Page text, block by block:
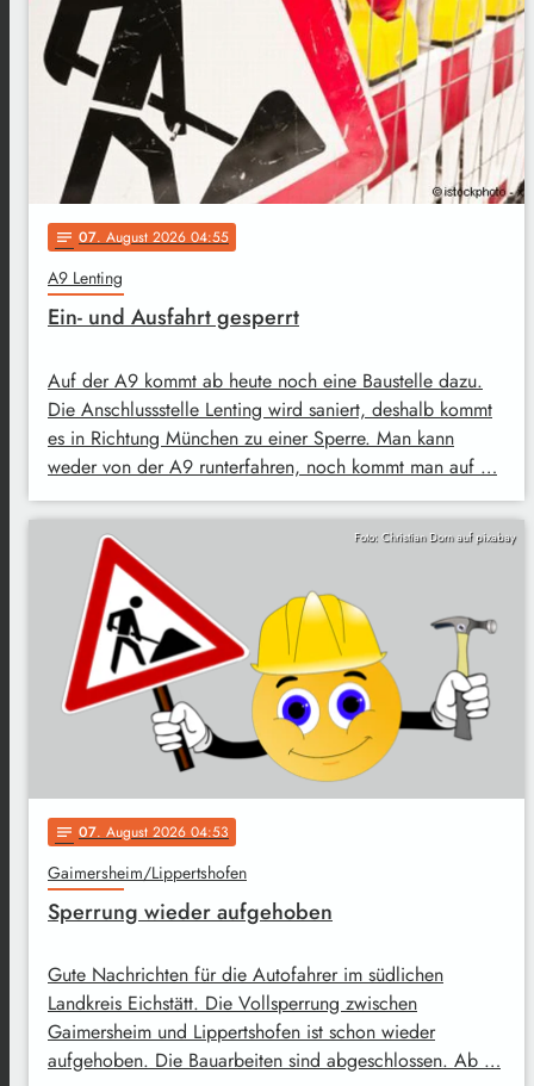
notes 07. August 2026 04:55
A9 Lenting
Ein- und Ausfahrt gesperrt
Auf der A9 kommt ab heute noch eine Baustelle dazu.
Die Anschlussstelle Lenting wird saniert, deshalb kommt
es in Richtung München zu einer Sperre. Man kann
weder von der A9 runterfahren, noch kommt man auf …
Foto: Christian Dorn auf pixabay
notes 07. August 2026 04:53
Gaimersheim/Lippertshofen
Sperrung wieder aufgehoben
Gute Nachrichten für die Autofahrer im südlichen
Landkreis Eichstätt. Die Vollsperrung zwischen
Gaimersheim und Lippertshofen ist schon wieder
aufgehoben. Die Bauarbeiten sind abgeschlossen. Ab …